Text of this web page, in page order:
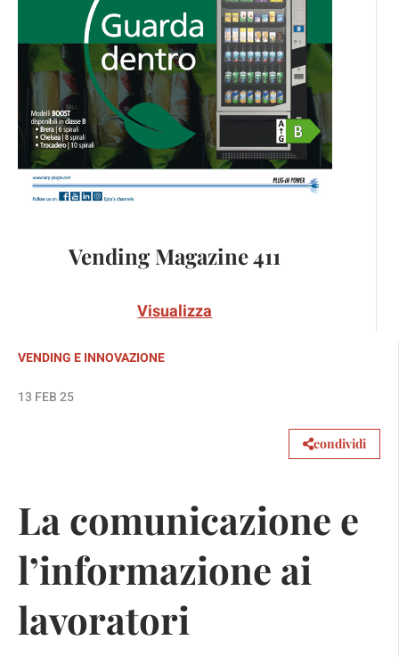
Vending Magazine 411
Visualizza
VENDING E INNOVAZIONE
13 FEB 25
condividi
La comunicazione e
l’informazione ai
lavoratori